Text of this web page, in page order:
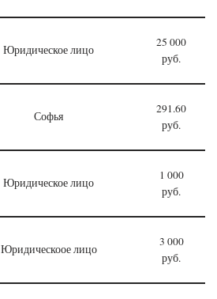
Юридическое лицо
25 000
руб.
Софья
291.60
руб.
Юридическое лицо
1 000
руб.
Юридическоое лицо
3 000
руб.